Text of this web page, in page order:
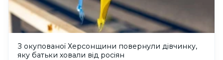
З окупованої Херсонщини повернули дівчинку,
яку батьки ховали від росіян